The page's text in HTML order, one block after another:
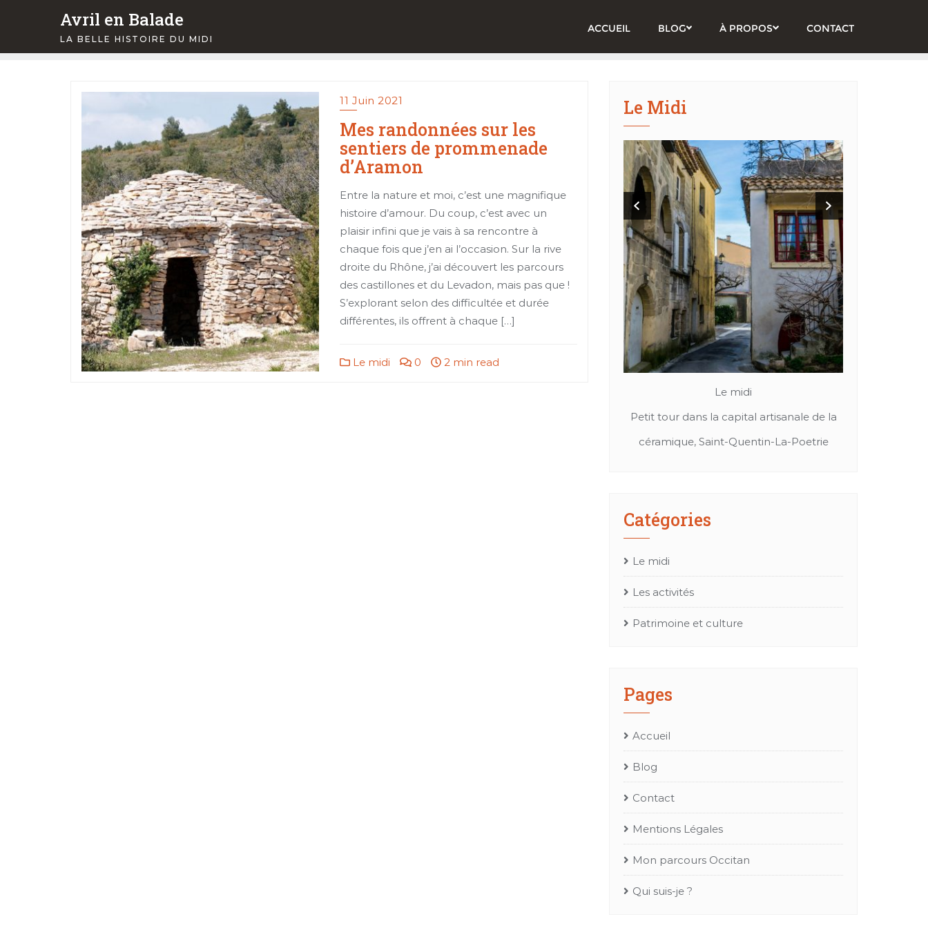
Avril en Balade
LA BELLE HISTOIRE DU MIDI
ACCUEIL BLOG À PROPOS CONTACT
11 Juin 2021
Mes randonnées sur les
sentiers de prommenade
d’Aramon
Entre la nature et moi, c’est une magnifique
histoire d’amour. Du coup, c’est avec un
plaisir infini que je vais à sa rencontre à
chaque fois que j’en ai l’occasion. Sur la rive
droite du Rhône, j’ai découvert les parcours
des castillones et du Levadon, mais pas que !
S’explorant selon des difficultée et durée
différentes, ils offrent à chaque […]
Le midi 0 2 min read
Le Midi
Petit tour dans la capital artisanale de la
céramique, Saint-Quentin-La-Poetrie
Le midi Patrimoine et culture
Cuir, textil ou bien chapeaux: Les merveille
de l’artisanat Occitan
Catégories
Le midi
Les activités
Patrimoine et culture
Pages
Accueil
Blog
Contact
Mentions Légales
Mon parcours Occitan
Qui suis-je ?